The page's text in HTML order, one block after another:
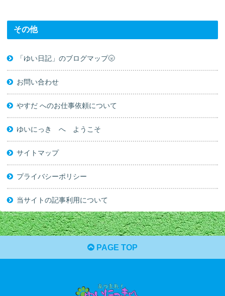
その他
「ゆい日記」のブログマップ🌝
お問い合わせ
やすだ へのお仕事依頼について
ゆいにっき へ ようこそ
サイトマップ
プライバシーポリシー
当サイトの記事利用について
PAGE TOP